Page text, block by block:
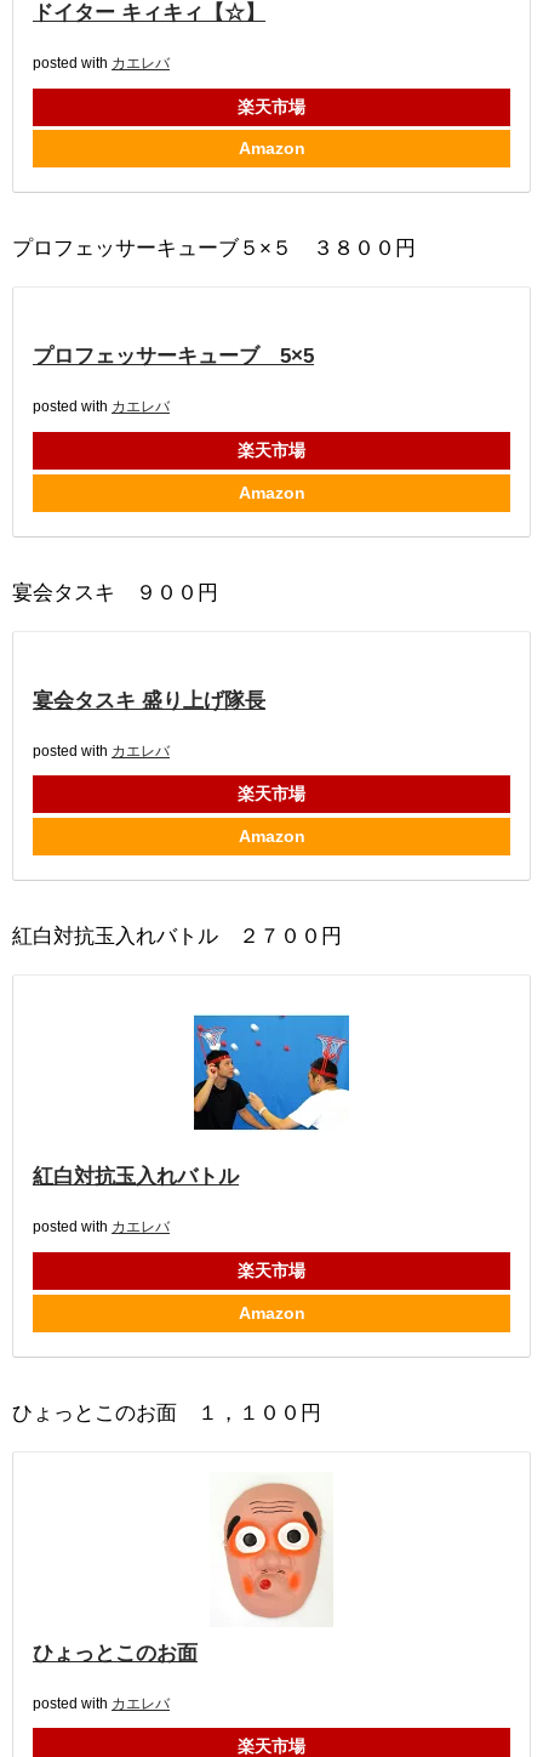
ドイター キィキィ【☆】
posted with カエレバ
楽天市場
Amazon
プロフェッサーキューブ５×５ ３８００円
プロフェッサーキューブ 5×5
posted with カエレバ
楽天市場
Amazon
宴会タスキ ９００円
宴会タスキ 盛り上げ隊長
posted with カエレバ
楽天市場
Amazon
紅白対抗玉入れバトル ２７００円
紅白対抗玉入れバトル
posted with カエレバ
楽天市場
Amazon
ひょっとこのお面 １，１００円
ひょっとこのお面
posted with カエレバ
楽天市場